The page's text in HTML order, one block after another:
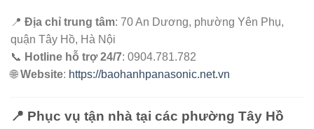
📍 Địa chỉ trung tâm: 70 An Dương, phường Yên Phụ,
quận Tây Hồ, Hà Nội
📞 Hotline hỗ trợ 24/7: 0904.781.782
🌐Website: https://baohanhpanasonic.net.vn
📍 Phục vụ tận nhà tại các phường Tây Hồ